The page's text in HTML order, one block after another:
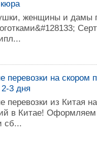
женщины и дамы
перевозки на скором
3 дня
перевозки из Китая
в Китае!
сб...